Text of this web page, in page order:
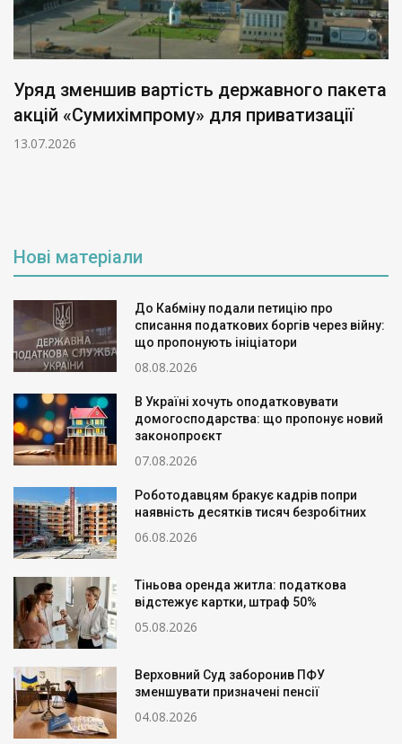
Уряд зменшив вартість державного пакета
акцій «Сумихімпрому» для приватизації
13.07.2026
Нові матеріали
До Кабміну подали петицію про
списання податкових боргів через війну:
що пропонують ініціатори
08.08.2026
В Україні хочуть оподатковувати
домогосподарства: що пропонує новий
законопроєкт
07.08.2026
Роботодавцям бракує кадрів попри
наявність десятків тисяч безробітних
06.08.2026
Тіньова оренда житла: податкова
відстежує картки, штраф 50%
05.08.2026
Верховний Суд заборонив ПФУ
зменшувати призначені пенсії
04.08.2026